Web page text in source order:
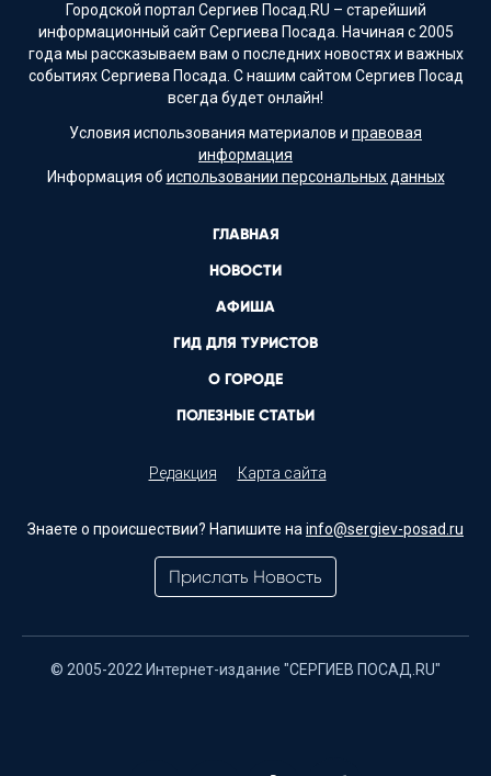
Городской портал Сергиев Посад.RU – старейший
информационный сайт Сергиева Посада. Начиная с 2005
года мы рассказываем вам о последних новостях и важных
событиях Сергиева Посада. С нашим сайтом Сергиев Посад
всегда будет онлайн!
Условия использования материалов и правовая
информация
Информация об использовании персональных данных
ГЛАВНАЯ
НОВОСТИ
АФИША
ГИД ДЛЯ ТУРИСТОВ
О ГОРОДЕ
ПОЛЕЗНЫЕ СТАТЬИ
Редакция Карта сайта
Знаете о происшествии? Напишите на info@sergiev-posad.ru
Прислать Новость
© 2005-2022 Интернет-издание "СЕРГИЕВ ПОСАД.RU"